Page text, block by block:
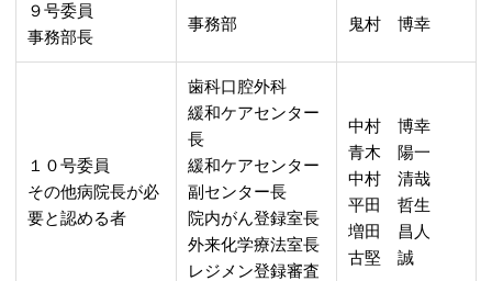
９号委員
事務部長
事務部 鬼村 博幸
１０号委員
その他病院長が必
要と認める者
歯科口腔外科
緩和ケアセンター
長
緩和ケアセンター
副センター長
院内がん登録室長
外来化学療法室長
レジメン登録審査
中村 博幸
青木 陽一
中村 清哉
平田 哲生
増田 昌人
古堅 誠